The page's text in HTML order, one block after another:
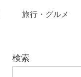
旅行・グルメ
検索